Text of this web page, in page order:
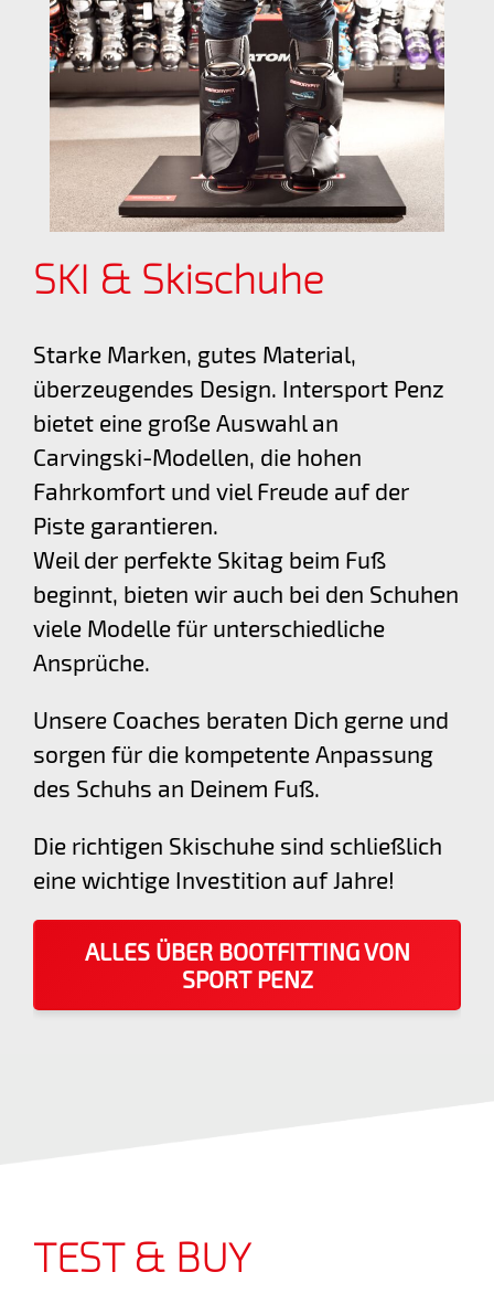
SKI & Skischuhe
Starke Marken, gutes Material,
überzeugendes Design. Intersport Penz
bietet eine große Auswahl an
Carvingski-Modellen, die hohen
Fahrkomfort und viel Freude auf der
Piste garantieren.
Weil der perfekte Skitag beim Fuß
beginnt, bieten wir auch bei den Schuhen
viele Modelle für unterschiedliche
Ansprüche.
Unsere Coaches beraten Dich gerne und
sorgen für die kompetente Anpassung
des Schuhs an Deinem Fuß.
Die richtigen Skischuhe sind schließlich
eine wichtige Investition auf Jahre!
ALLES ÜBER BOOTFITTING VON
SPORT PENZ
TEST & BUY